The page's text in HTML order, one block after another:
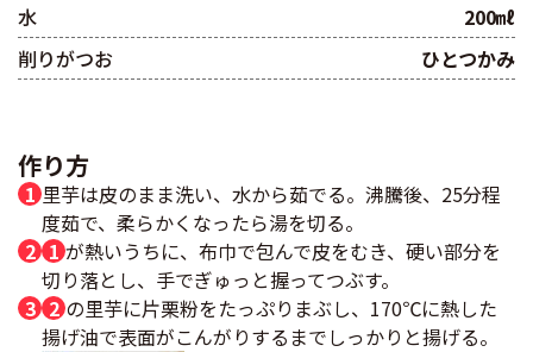
水
200㎖
削りがつお
ひとつかみ
作り方
里芋は皮のまま洗い、水から茹でる。沸騰後、25分程
度茹で、柔らかくなったら湯を切る。
1 が熱いうちに、布巾で包んで皮をむき、硬い部分を
切り落とし、手でぎゅっと握ってつぶす。
2 の里芋に片栗粉をたっぷりまぶし、170℃に熱した
揚げ油で表面がこんがりするまでしっかりと揚げる。